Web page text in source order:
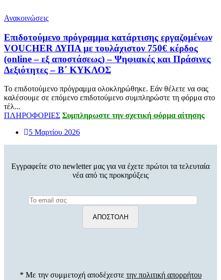
Ανακοινώσεις
Επιδοτούμενο πρόγραμμα κατάρτισης εργαζομένων
VOUCHER ΔΥΠΑ με τουλάχιστον 750€ κέρδος
(online – εξ αποστάσεως) – Ψηφιακές και Πράσινες
Δεξιότητες – Β΄ ΚΥΚΛΟΣ
Το επιδοτούμενο πρόγραμμα ολοκληρώθηκε. Εάν θέλετε να σας
καλέσουμε σε επόμενο επιδοτούμενο συμπληρώστε τη φόρμα στο
τέλ...
ΠΛΗΡΟΦΟΡΙΕΣ Συμπληρωστε την σχετική φόρμα αίτησης
5 Μαρτίου 2026
Εγγραφείτε στο newletter μας για να έχετε πρώτοι τα τελευταία
νέα από τις προκηρύξεις
* Με την συμμετοχή αποδέχεστε την πολιτική απορρήτου